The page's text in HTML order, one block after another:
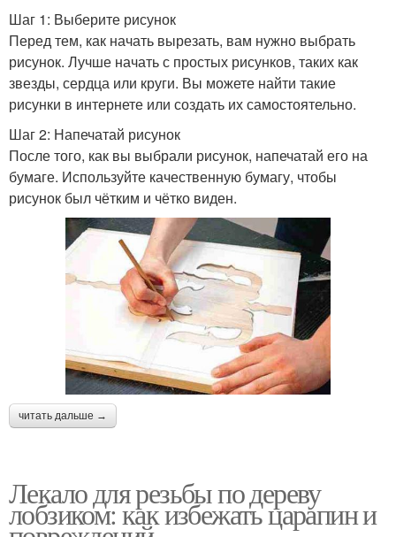
Шаг 1: Выберите рисунок
Перед тем, как начать вырезать, вам нужно выбрать
рисунок. Лучше начать с простых рисунков, таких как
звезды, сердца или круги. Вы можете найти такие
рисунки в интернете или создать их самостоятельно.
Шаг 2: Напечатай рисунок
После того, как вы выбрали рисунок, напечатай его на
бумаге. Используйте качественную бумагу, чтобы
рисунок был чётким и чётко виден.
читать дальше →
Лекало для резьбы по дереву
лобзиком: как избежать царапин и